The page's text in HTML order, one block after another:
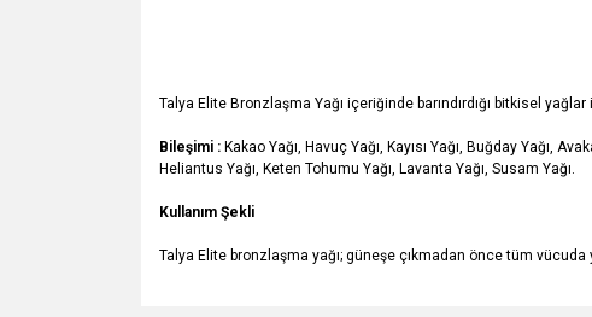
Talya Elite Bronzlaşma Yağı içeriğinde barındırdığı bitkisel
Bileşimi : Kakao Yağı, Havuç Yağı, Kayısı Yağı, Buğday Yağı,
Heliantus Yağı, Keten Tohumu Yağı, Lavanta Yağı, Susam Yağı.
Kullanım Şekli
Talya Elite bronzlaşma yağı; güneşe çıkmadan önce tüm vücuda